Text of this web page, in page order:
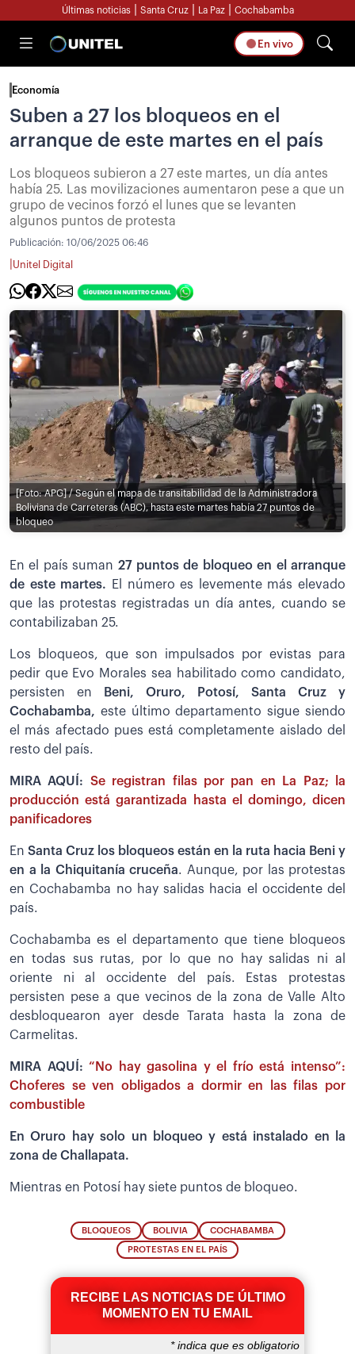
Últimas noticias Santa Cruz La Paz Cochabamba
En vivo
Economía
Suben a 27 los bloqueos en el
arranque de este martes en el país
Los bloqueos subieron a 27 este martes, un día antes
había 25. Las movilizaciones aumentaron pese a que un
grupo de vecinos forzó el lunes que se levanten
algunos puntos de protesta
Publicación: 10/06/2025 06:46
Unitel Digital
[Foto: APG] / Según el mapa de transitabilidad de la Administradora
Boliviana de Carreteras (ABC), hasta este martes había 27 puntos de
bloqueo
En el país suman 27 puntos de bloqueo en el arranque
de este martes. El número es levemente más elevado
que las protestas registradas un día antes, cuando se
contabilizaban 25.
Los bloqueos, que son impulsados por evistas para
pedir que Evo Morales sea habilitado como candidato,
persisten en Beni, Oruro, Potosí, Santa Cruz y
Cochabamba, este último departamento sigue siendo
el más afectado pues está completamente aislado del
resto del país.
MIRA AQUÍ: Se registran filas por pan en La Paz; la
producción está garantizada hasta el domingo, dicen
panificadores
En Santa Cruz los bloqueos están en la ruta hacia Beni y
en a la Chiquitanía cruceña. Aunque, por las protestas
en Cochabamba no hay salidas hacia el occidente del
país.
Cochabamba es el departamento que tiene bloqueos
en todas sus rutas, por lo que no hay salidas ni al
oriente ni al occidente del país. Estas protestas
persisten pese a que vecinos de la zona de Valle Alto
desbloquearon ayer desde Tarata hasta la zona de
Carmelitas.
MIRA AQUÍ:“No hay gasolina y el frío está intenso”:
Choferes se ven obligados a dormir en las filas por
combustible
En Oruro hay solo un bloqueo y está instalado en la
zona de Challapata.
Mientras en Potosí hay siete puntos de bloqueo.
BLOQUEOS BOLIVIA COCHABAMBA
PROTESTAS EN EL PAÍS
RECIBE LAS NOTICIAS DE ÚLTIMO
MOMENTO EN TU EMAIL
*indica que es obligatorio